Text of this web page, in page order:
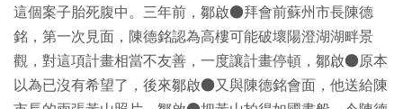
這個案子胎死腹中。三年前，鄒啟●拜會前蘇州市長陳德
銘，第一次見面，陳德銘認為高樓可能破壞陽澄湖湖畔景
觀，對這項計畫相當不友善，一度讓計畫停頓，鄒啟●原本
以為已沒有希望了，後來鄒啟●又與陳德銘會面，他送給陳